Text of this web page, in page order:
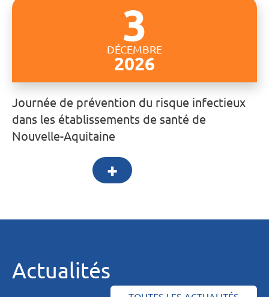
3
DÉCEMBRE
2026
Journée de prévention du risque infectieux
dans les établissements de santé de
Nouvelle-Aquitaine
+
Actualités